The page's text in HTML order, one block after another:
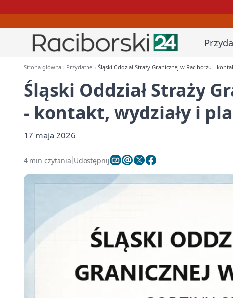
Strona główna Przydatne Śląski Oddział Straży Granicznej w Raciborzu -
Śląski Oddział Straży
- kontakt, wydziały i
17 maja 2026
4 min czytania Udostępnij